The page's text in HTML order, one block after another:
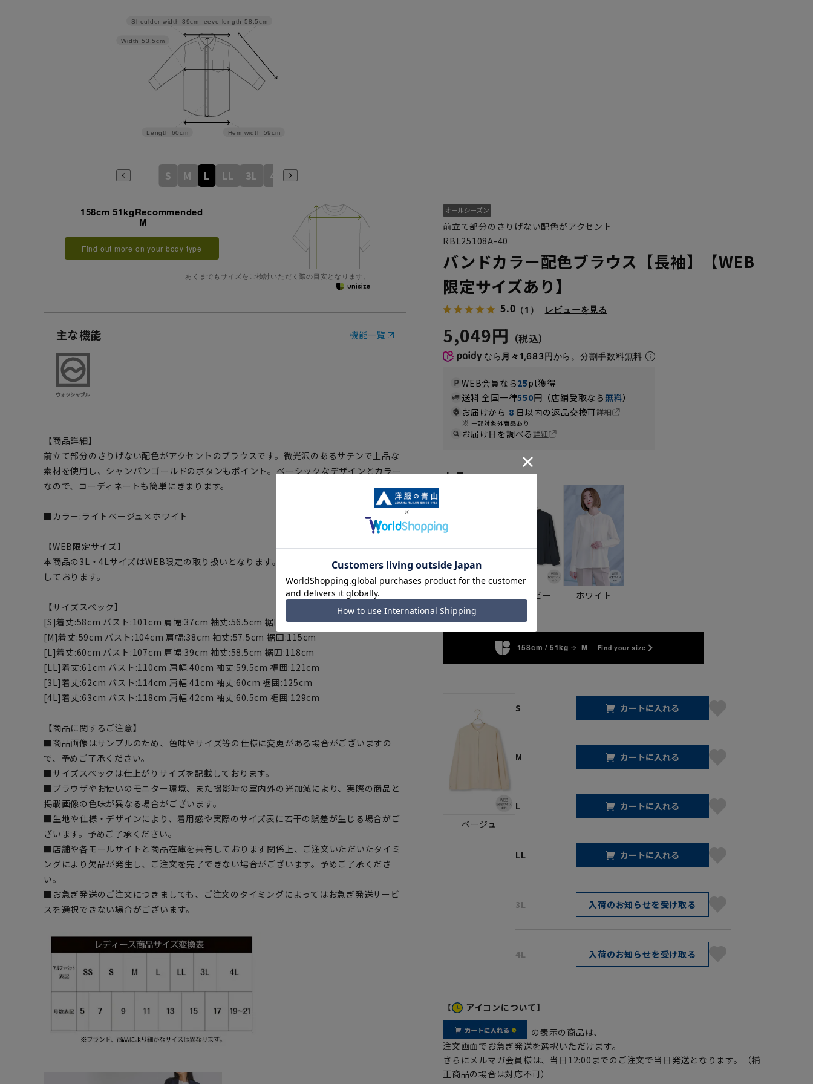
Hem width 59cm
Sleeve length 58.5cm
Length 60cm
Width 53.5cm
Shoulder width 39cm
S M L LL 3L 4L
158cm 51kgRecommended
M
Find out more on your body type
あくまでもサイズをご検討いただく際の目安となります。
主な機能 機能一覧
【商品詳細】
前立て部分のさりげない配色がアクセントのブラウスです。微光沢のあるサテンで上品な
素材を使用し、シャンパンゴールドのボタンもポイント。ベーシックなデザインとカラー
なので、コーディネートも簡単にきまります。
■カラー:ライトベージュ×ホワイト
【WEB限定サイズ】
本商品の3L・4LサイズはWEB限定の取り扱いとなります。その他のサイズは店舗でも販売
しております。
【サイズスペック】
[S]着丈:58cm バスト:101cm 肩幅:37cm 袖丈:56.5cm 裾囲:112cm
[M]着丈:59cm バスト:104cm 肩幅:38cm 袖丈:57.5cm 裾囲:115cm
[L]着丈:60cm バスト:107cm 肩幅:39cm 袖丈:58.5cm 裾囲:118cm
[LL]着丈:61cm バスト:110cm 肩幅:40cm 袖丈:59.5cm 裾囲:121cm
[3L]着丈:62cm バスト:114cm 肩幅:41cm 袖丈:60cm 裾囲:125cm
[4L]着丈:63cm バスト:118cm 肩幅:42cm 袖丈:60.5cm 裾囲:129cm
【商品に関するご注意】
■商品画像はサンプルのため、色味やサイズ等の仕様に変更がある場合がございますの
で、予めご了承ください。
■サイズスペックは仕上がりサイズを記載しております。
■ブラウザやお使いのモニター環境、また撮影時の室内外の光加減により、実際の商品と
掲載画像の色味が異なる場合がございます。
■生地や仕様・デザインにより、着用感や実際のサイズ表に若干の誤差が生じる場合がご
ざいます。予めご了承ください。
■店舗や各モールサイトと商品在庫を共有しております関係上、ご注文いただいたタイミ
ングにより欠品が発生し、ご注文を完了できない場合がございます。予めご了承くださ
い。
■お急ぎ発送のご注文につきましても、ご注文のタイミングによってはお急ぎ発送サービ
スを選択できない場合がございます。
前立て部分のさりげない配色がアクセント
RBL25108A-40
バンドカラー配色ブラウス【長袖】【WEB
限定サイズあり】
5.0 （1） レビューを見る
5,049円
なら 月々1,683円から。分割手数料無料
WEB会員なら25pt獲得
送料 全国一律550円（店舗受取なら無料）
お届けから 8 日以内の返品交換可詳細
一部対象外商品あり
お届け日を調べる詳細
カラー
ネイビー ホワイト
158cm / 51kg M Find your size
ベージュ
S カートに入れる
M カートに入れる
L カートに入れる
LL カートに入れる
3L 入荷のお知らせを受け取る
4L 入荷のお知らせを受け取る
【 アイコンについて】
の表示の商品は、
注文画面でお急ぎ発送を選択いただけます。
さらにメルマガ会員様は、当日12:00までのご注文で当日発送となります。（補
正商品の場合は対応不可）